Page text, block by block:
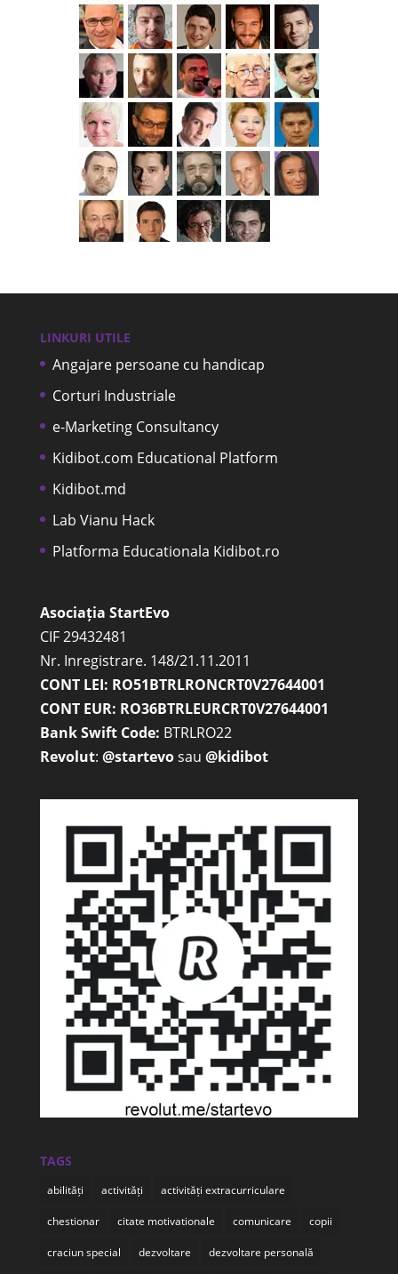
LINKURI UTILE
Angajare persoane cu handicap
Corturi Industriale
e-Marketing Consultancy
Kidibot.com Educational Platform
Kidibot.md
Lab Vianu Hack
Platforma Educationala Kidibot.ro
Asociația StartEvo
CIF 29432481
Nr. Inregistrare. 148/21.11.2011
CONT LEI: RO51BTRLRONCRT0V27644001
CONT EUR: RO36BTRLEURCRT0V27644001
Bank Swift Code: BTRLRO22
Revolut: @startevosau @kidibot
TAGS
abilități activități activități extracurriculare
chestionar citate motivationale comunicare copii
craciun special dezvoltare dezvoltare personală